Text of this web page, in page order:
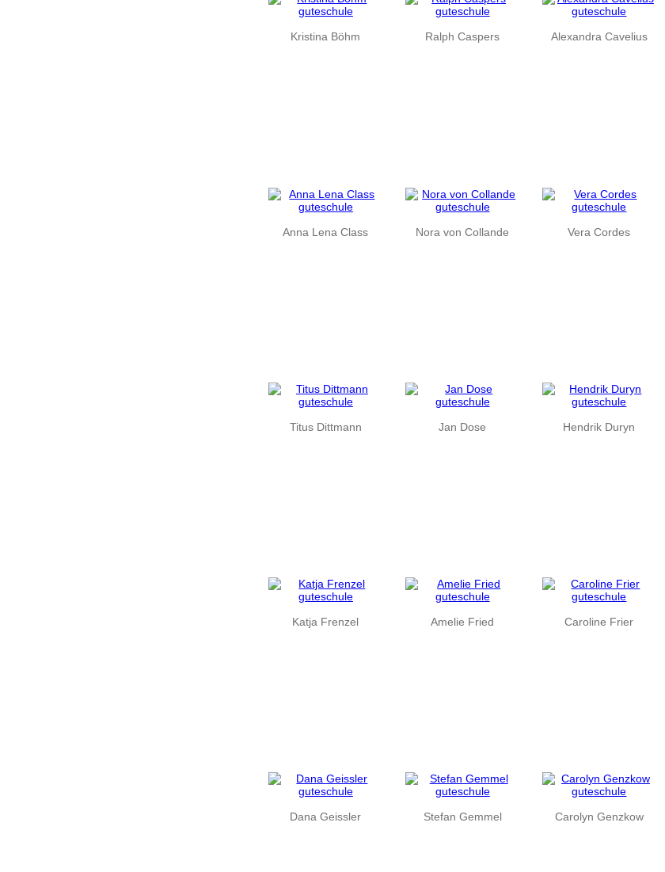
Kristina Böhm Ralph Caspers Alexandra Cavelius
Anna Lena Class Nora von Collande Vera Cordes
Titus Dittmann Jan Dose Hendrik Duryn
Katja Frenzel Amelie Fried Caroline Frier
Dana Geissler Stefan Gemmel Carolyn Genzkow